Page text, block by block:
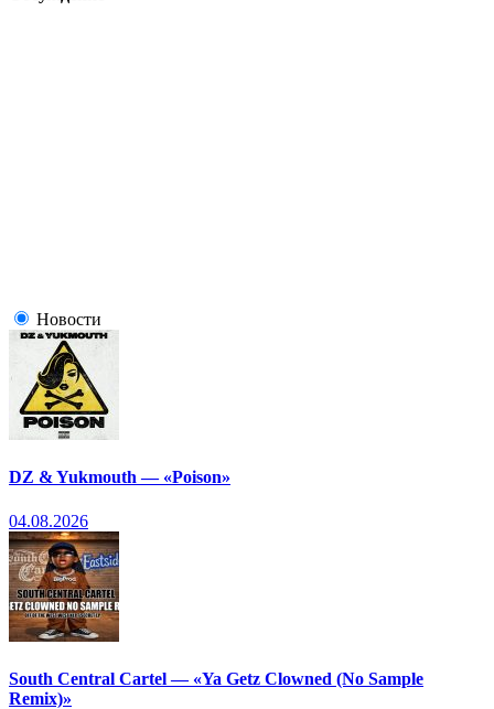
Новости
DZ & Yukmouth — «Poison»
04.08.2026
South Central Cartel — «Ya Getz Clowned (No Sample
Remix)»